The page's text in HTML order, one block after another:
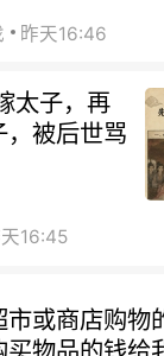
昨天16:46
太子，再
，被后世骂
16:45
或商店购物